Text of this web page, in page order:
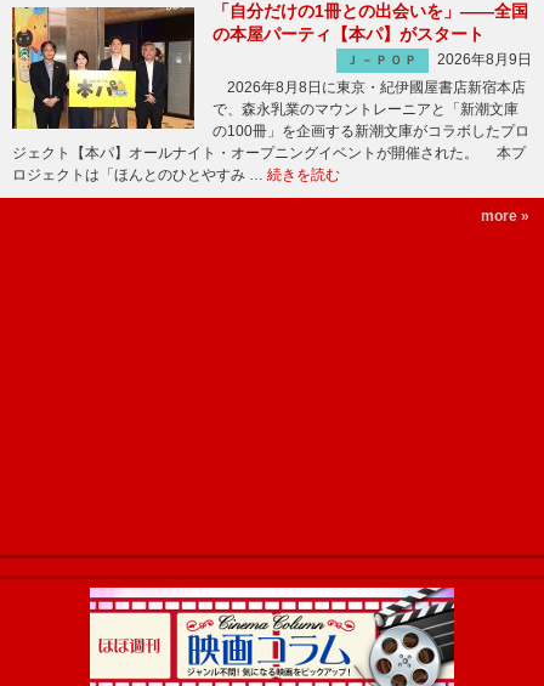
「自分だけの1冊との出会いを」――全国
の本屋パーティ【本パ】がスタート
Ｊ－ＰＯＰ
2026年8月9日
2026年8月8日に東京・紀伊國屋書店新宿本店
で、森永乳業のマウントレーニアと「新潮文庫
の100冊」を企画する新潮文庫がコラボしたプロ
ジェクト【本パ】オールナイト・オープニングイベントが開催された。 本プ
ロジェクトは「ほんとのひとやすみ … 続きを読む
more »